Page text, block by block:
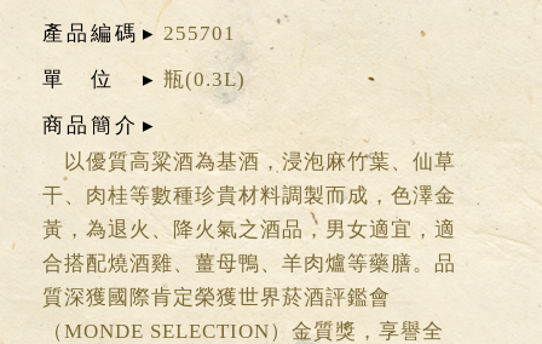
產品編碼
255701
單位
瓶(0.3L)
商品簡介
以優質高粱酒為基酒，浸泡麻竹葉、仙草
干、肉桂等數種珍貴材料調製而成，色澤金
黃，為退火、降火氣之酒品，男女適宜，適
合搭配燒酒雞、薑母鴨、羊肉爐等藥膳。品
質深獲國際肯定榮獲世界菸酒評鑑會
（MONDE SELECTION）金質獎，享譽全